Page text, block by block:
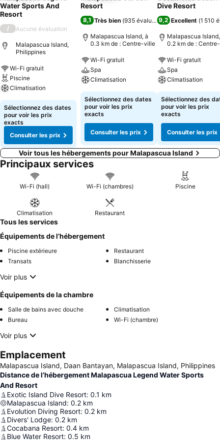
Water Sports And
Resort
/ Aucune évaluation
Malapascua Island,
Philippines
Wi-Fi gratuit
Piscine
Climatisation
Sélectionnez des dates
pour voir les prix
exacts
Consulter les prix
Resort
8,1 Très bien (935 évaluations)
Malapascua Island, à
0.3 km de : Centre-ville
Wi-Fi gratuit
Spa
Climatisation
Sélectionnez des dates
pour voir les prix
exacts
Consulter les prix
Dive Resort
9,2 Excellent (1 510
Malapascua
0.2 km de :
Wi-Fi gratuit
Spa
Climatisation
Sélectionnez des
pour voir les prix
exacts
Consulter les prix
Voir tous les hébergements pour Malapascua Island
Principaux services
Wi-Fi (hall) Wi-Fi (chambres) Piscine
Climatisation Restaurant
Tous les services
Équipements de l’hébergement
Piscine extérieure
Restaurant
Transats
Blanchisserie
Voir plus
Équipements de la chambre
Salle de bains avec douche
Climatisation
Bureau
Wi-Fi (chambre)
Voir plus
Emplacement
Malapascua Island, Daan Bantayan, Malapascua Island, Philippines
Distance de l’hébergement Malapascua Legend Water Sports
And Resort
Exotic Island Dive Resort: 0.1 km
Malapascua Island: 0.2 km
Evolution Diving Resort: 0.2 km
Divers' Lodge: 0.2 km
Cocabana Resort: 0.4 km
Blue Water Resort: 0.5 km